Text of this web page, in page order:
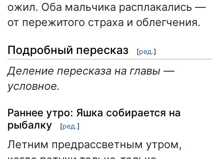
ожил. Оба мальчика расплакались —
от пережитого страха и облегчения.
Подробный пересказ [ред.]
Деление пересказа на главы —
условное.
Раннее утро: Яшка собирается на
рыбалку
[ред.]
Летним предрассветным утром,